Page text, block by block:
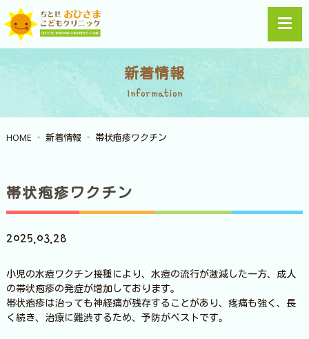
新着情報
Information
HOME 新着情報 帯状疱疹ワクチン
帯状疱疹ワクチン
2025.03.28
小児の水痘ワクチン接種により、水痘の流行が激減した一方、成人
の帯状疱疹の発症が増加しております。
帯状疱疹は治っても神経痛が残存することがあり、疼痛も強く、長
く続き、治療に難渋するため、予防がベストです。